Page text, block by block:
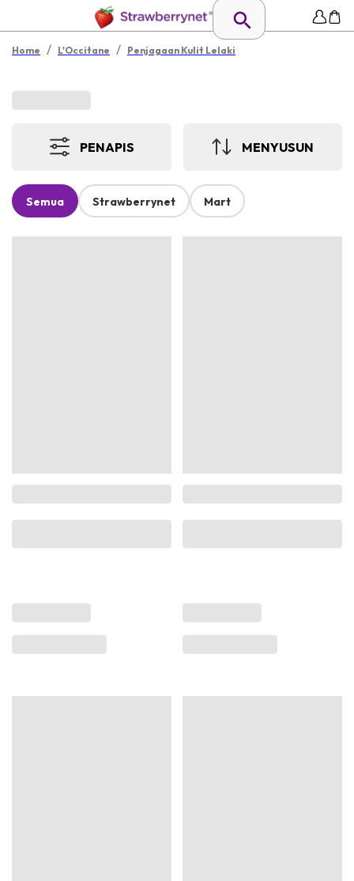
Home / L'Occitane / Penjagaan Kulit Lelaki
PENAPIS MENYUSUN
Semua Strawberrynet Mart